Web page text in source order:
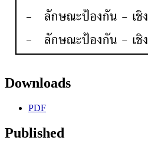
Downloads
PDF
Published